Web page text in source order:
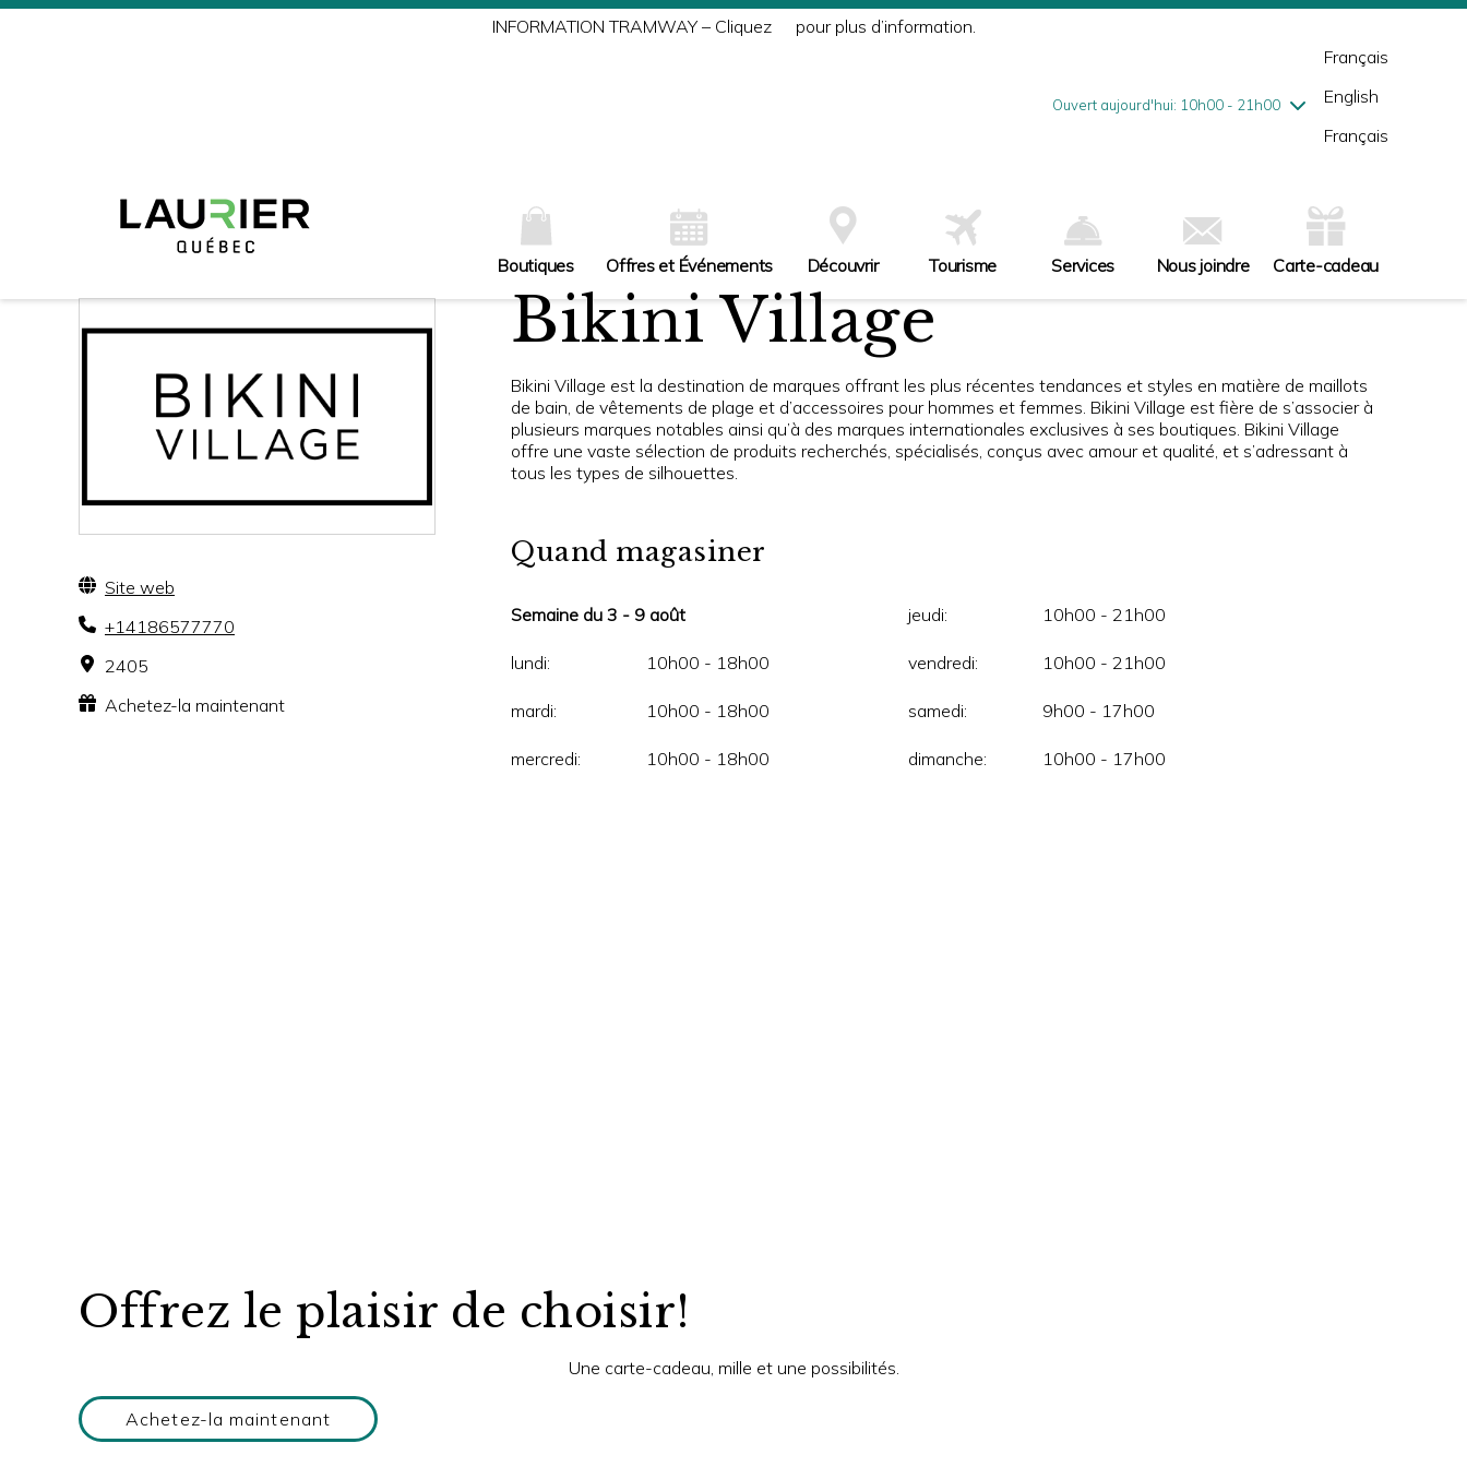
INFORMATION TRAMWAY – Cliquez pour plus d’information.
Ouvert aujourd'hui: 10h00 - 21h00
mardi8/4
10h00 - 18h00
vendredi8/7
10h00 - 21h00
Français
English
Français
Boutiques Offres et Événements Découvrir Tourisme Services Nous joindre Carte-cadeau
Site web
+14186577770
2405
Achetez-la maintenant
Bikini Village
Bikini Village est la destination de marques offrant les plus récentes tendances et styles en matière de maillots
de bain, de vêtements de plage et d’accessoires pour hommes et femmes. Bikini Village est fière de s’associer à
plusieurs marques notables ainsi qu’à des marques internationales exclusives à ses boutiques. Bikini Village
offre une vaste sélection de produits recherchés, spécialisés, conçus avec amour et qualité, et s’adressant à
tous les types de silhouettes.
Quand magasiner
Semaine du 3 - 9 août
lundi: 10h00 - 18h00
mardi: 10h00 - 18h00
mercredi: 10h00 - 18h00
jeudi: 10h00 - 21h00
vendredi: 10h00 - 21h00
samedi: 9h00 - 17h00
dimanche: 10h00 - 17h00
Offrez le plaisir de choisir!
Une carte-cadeau, mille et une possibilités.
Achetez-la maintenant